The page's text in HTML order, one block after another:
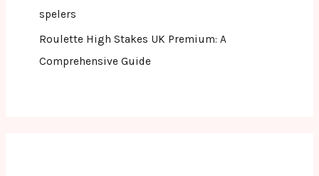
spelers
Roulette High Stakes UK Premium: A
Comprehensive Guide